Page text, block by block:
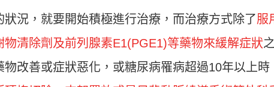
況，就要開始積極進行治療，而治療方式除了服
清除劑及前列腺素E1(PGE1)等藥物來緩解症狀之
改善或症狀惡化，或糖尿病罹病超過10年以上時